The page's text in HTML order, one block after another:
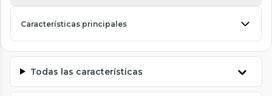
Características principales
Todas las características